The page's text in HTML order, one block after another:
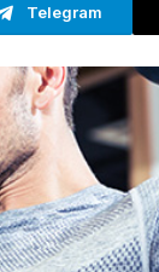
Telegram